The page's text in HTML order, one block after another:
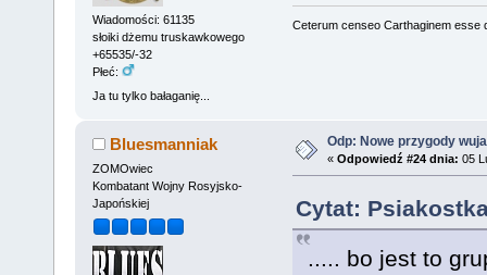
Wiadomości: 61135
słoiki dżemu truskawkowego
+65535/-32
Płeć:
Ja tu tylko bałaganię...
Ceterum censeo Carthaginem esse
Bluesmanniak
ZOMOwiec
Kombatant Wojny Rosyjsko-
Japońskiej
Odp: Nowe przygody
« Odpowiedź #24 dnia: 05
Cytat:
..... bo jest to